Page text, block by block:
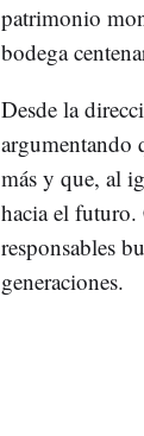
patrimonio
bodega
Desde la
argumentando
más y que, al
hacia el futuro.
responsables
generaciones.